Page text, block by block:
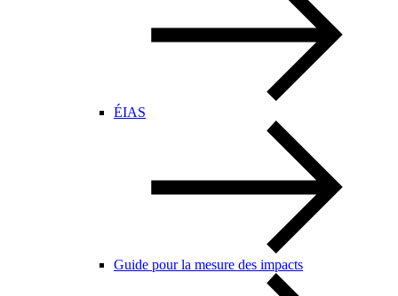
ÉIAS
Guide pour la mesure des impacts